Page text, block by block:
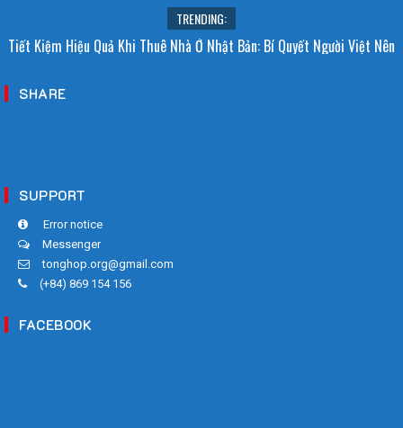
TRENDING:
Tiết Kiệm Hiệu Quả Khi Thuê Nhà Ở Nhật Bản: Bí Quyết Người Việt Nên
SHARE
SUPPORT
Error notice
Messenger
tonghop.org@gmail.com
(+84) 869 154 156
FACEBOOK